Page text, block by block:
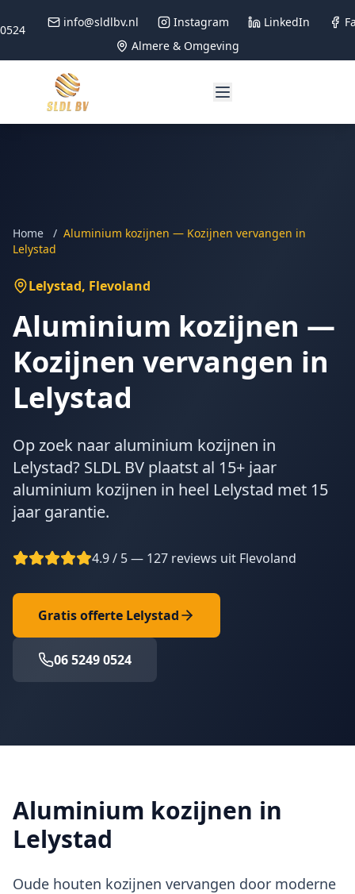
info@sldlbv.nl Instagram LinkedIn
Almere & Omgeving
Home / Aluminium kozijnen — Kozijnen vervangen in
Lelystad
Lelystad, Flevoland
Aluminium kozijnen —
Kozijnen vervangen in
Lelystad
Op zoek naar aluminium kozijnen in
Lelystad? SLDL BV plaatst al 15+ jaar
aluminium kozijnen in heel Lelystad met 15
jaar garantie.
4.9 / 5 — 127 reviews uit Flevoland
Gratis offerte Lelystad
06 5249 0524
Aluminium kozijnen in
Lelystad
Oude houten kozijnen vervangen door moderne